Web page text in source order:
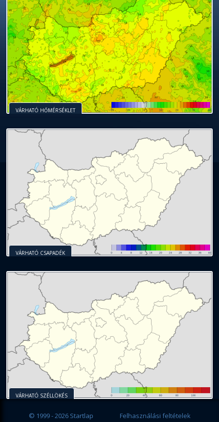
VÁRHATÓ HŐMÉRSÉKLET
VÁRHATÓ CSAPADÉK
VÁRHATÓ SZÉLLÖKÉS
© 1999 - 2026 Startlap Felhasználási feltételek